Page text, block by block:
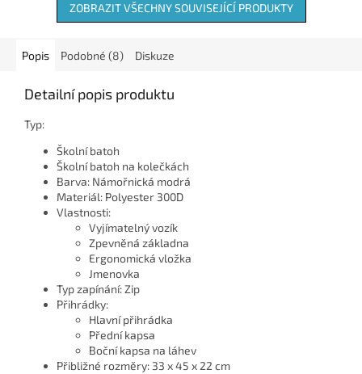
ZOBRAZIT VŠECHNY SOUVISEJÍCÍ PRODUKTY
Popis Podobné (8) Diskuze
Detailní popis produktu
Typ:
Školní batoh
Školní batoh na kolečkách
Barva: Námořnická modrá
Materiál: Polyester 300D
Vlastnosti:
Vyjímatelný vozík
Zpevněná základna
Ergonomická vložka
Jmenovka
Typ zapínání: Zip
Přihrádky:
Hlavní přihrádka
Přední kapsa
Boční kapsa na láhev
Přibližné rozměry: 33 x 45 x 22 cm